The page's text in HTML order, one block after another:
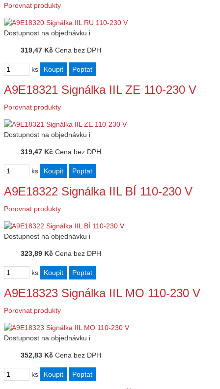
Porovnat produkty
Dostupnost na objednávku i
319,47 Kč Cena bez DPH
ks
A9E18321 Signálka IIL ZE 110-230 V
Porovnat produkty
Dostupnost na objednávku i
319,47 Kč Cena bez DPH
ks
A9E18322 Signálka IIL BÍ 110-230 V
Porovnat produkty
Dostupnost na objednávku i
323,89 Kč Cena bez DPH
ks
A9E18323 Signálka IIL MO 110-230 V
Porovnat produkty
Dostupnost na objednávku i
352,83 Kč Cena bez DPH
ks